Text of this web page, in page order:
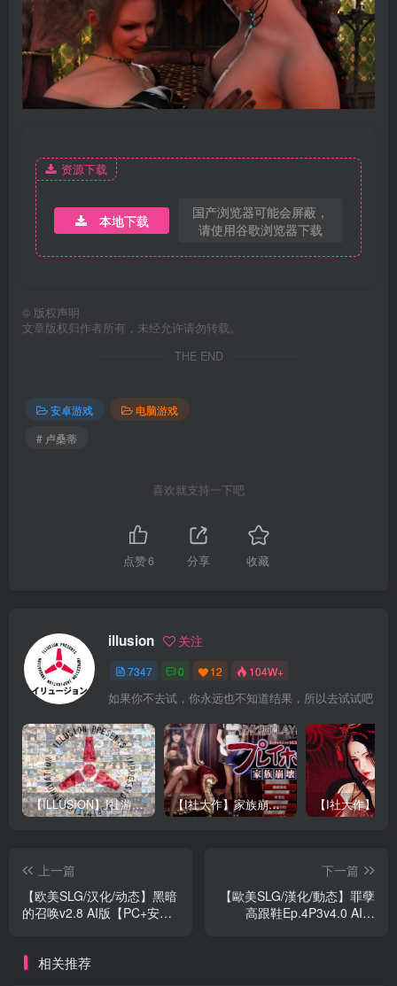
资源下载
本地下载
国产浏览器可能会屏蔽，
请使用谷歌浏览器下载
© 版权声明
文章版权归作者所有，未经允许请勿转载。
THE END
安卓游戏
电脑游戏
# 卢桑蒂
喜欢就支持一下吧
点赞6 分享 收藏
illusion 关注
7347 0 12 104W+
如果你不去试，你永远也不知道结果，所以去试试吧
【ILLUSION】I社游戏合集截至2025 无修正汉化硬盘纯净版手慢无[微云/OD] 【I社大作】家族崩坏Playhome 终极12.0收藏版新整合【85G/补档福利】【年费会员专享，手慢无】
上一篇
【欧美SLG/汉化/动态】黑暗
的召唤v2.8 AI版【PC+安
下一篇
【歐美SLG/漢化/動态】罪孽
高跟鞋Ep.4P3v4.0 AI版
相关推荐